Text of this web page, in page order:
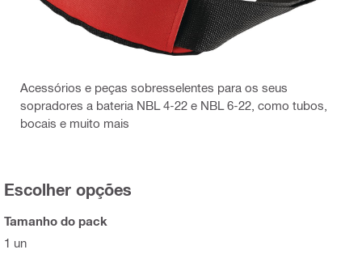
Acessórios e peças sobresselentes para os seus
sopradores a bateria NBL 4-22 e NBL 6-22, como tubos,
bocais e muito mais
Escolher opções
Tamanho do pack
1 un